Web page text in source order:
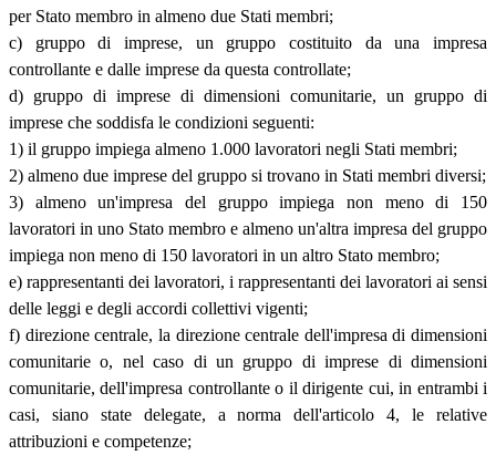
per Stato membro in almeno due Stati membri;
c) gruppo di imprese, un gruppo costituito da una impresa
controllante e dalle imprese da questa controllate;
d) gruppo di imprese di dimensioni comunitarie, un gruppo di
imprese che soddisfa le condizioni seguenti:
1) il gruppo impiega almeno 1.000 lavoratori negli Stati membri;
2) almeno due imprese del gruppo si trovano in Stati membri diversi;
3) almeno un'impresa del gruppo impiega non meno di 150
lavoratori in uno Stato membro e almeno un'altra impresa del gruppo
impiega non meno di 150 lavoratori in un altro Stato membro;
e) rappresentanti dei lavoratori, i rappresentanti dei lavoratori ai sensi
delle leggi e degli accordi collettivi vigenti;
f) direzione centrale, la direzione centrale dell'impresa di dimensioni
comunitarie o, nel caso di un gruppo di imprese di dimensioni
comunitarie, dell'impresa controllante o il dirigente cui, in entrambi i
casi, siano state delegate, a norma dell'articolo 4, le relative
attribuzioni e competenze;